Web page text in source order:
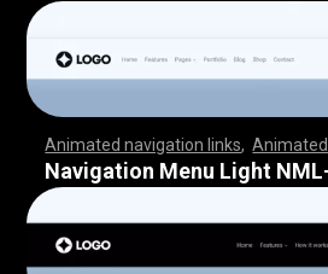
Animated navigation links ,
,,,,,,,,,,,,,,,,,,,,,,,,,,,, ,,,,,,,,,,,
,,,,,,,,,,,,,,,,,,,,,,,,,,,, ,,,,,,,,,,,
,,,,,,,,,,,,,,,,
Navigation Menu Light